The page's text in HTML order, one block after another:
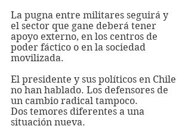
La pugna entre militares seguirá y
el sector que gane deberá tener
apoyo externo, en los centros de
poder fáctico o en la sociedad
movilizada.
El presidente y sus políticos en Chile
no han hablado. Los defensores de
un cambio radical tampoco.
Dos temores diferentes a una
situación nueva.